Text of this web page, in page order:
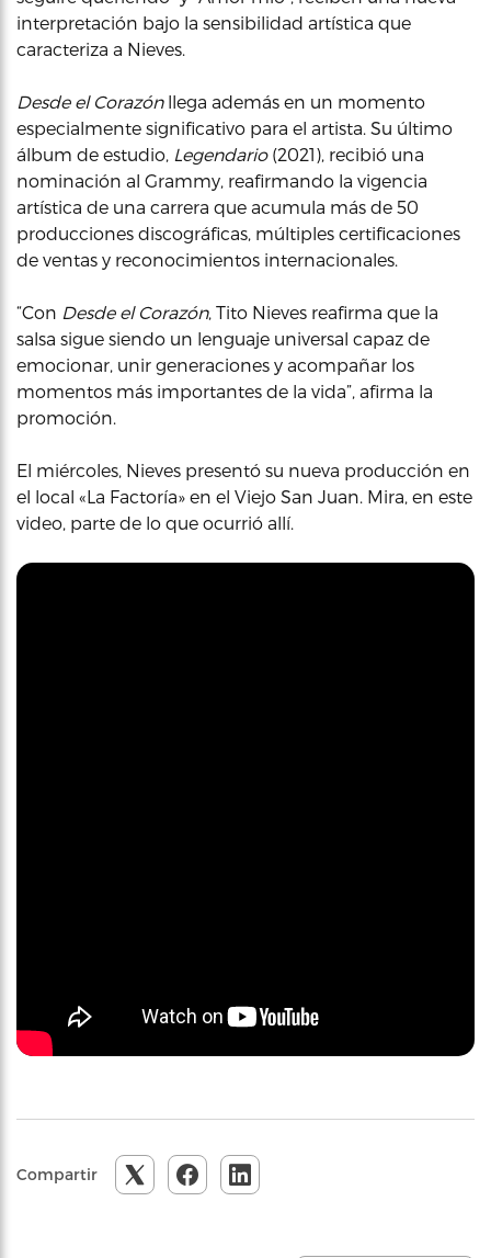
interpretación bajo la sensibilidad artística que
caracteriza a Nieves.
Desde el Corazónllega además en un momento
especialmente significativo para el artista. Su último
álbum de estudio, Legendario(2021), recibió una
nominación al Grammy, reafirmando la vigencia
artística de una carrera que acumula más de 50
producciones discográficas, múltiples certificaciones
de ventas y reconocimientos internacionales.
“Con Desde el Corazón, Tito Nieves reafirma que la
salsa sigue siendo un lenguaje universal capaz de
emocionar, unir generaciones y acompañar los
momentos más importantes de la vida”, afirma la
promoción.
El miércoles, Nieves presentó su nueva producción en
el local «La Factoría» en el Viejo San Juan. Mira, en este
video, parte de lo que ocurrió allí.
Compartir